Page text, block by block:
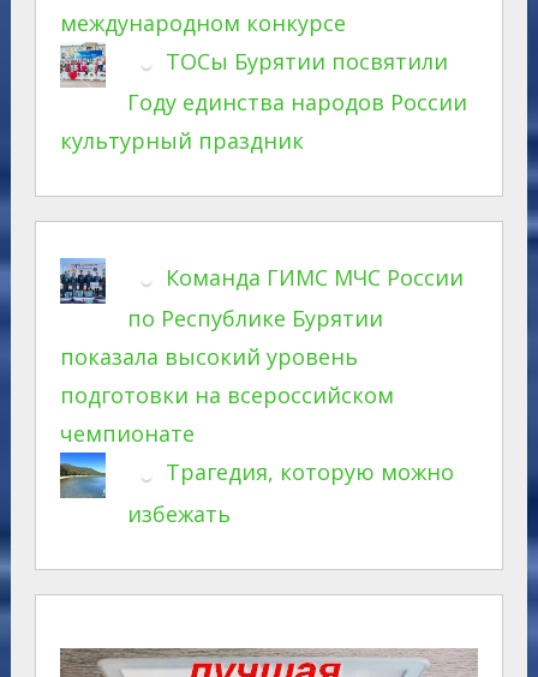
международном конкурсе
ТОСы Бурятии посвятили
Году единства народов России
культурный праздник
Команда ГИМС МЧС России
по Республике Бурятии
показала высокий уровень
подготовки на всероссийском
чемпионате
Трагедия, которую можно
избежать